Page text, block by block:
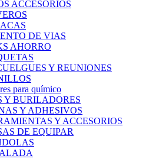
ACCESORIOS
DE VIAS
AHORRO
Y REUNIONES
para químico
Y BURILADORES
Y ADHESIVOS
Y ACCESORIOS
DE EQUIPAR